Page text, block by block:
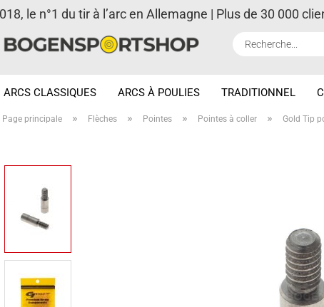
le n°1 du tir à l’arc en Allemagne | Plus de 30 000
ARCS CLASSIQUES ARCS À POULIES TRADITIONNEL
Page principale » Flèches » Pointes » Pointes à coller » Gold Tip